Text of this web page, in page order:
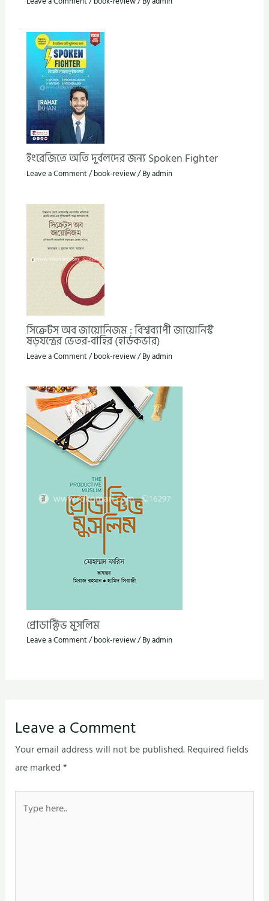
ইংরেজিতে অতি দুর্বলদের জন্য Spoken Fighter
Leave a Comment/book-review/ Byadmin
সিক্রেটস অব জায়োনিজম : বিশ্বব্যাপী জায়োনিস্ট
ষড়যন্ত্রের ভেতর-বাহির (হার্ডকভার)
Leave a Comment/book-review/ Byadmin
প্রোডাক্টিভ মুসলিম
Leave a Comment/book-review/ Byadmin
Leave a Comment
Your email address will not be published.Required fields
are marked*
here..